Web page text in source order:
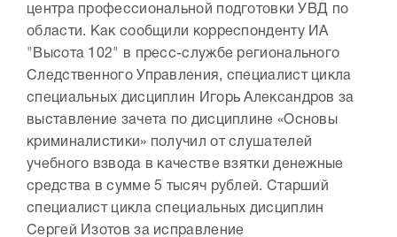
центра профессиональной подготовки УВД по
области. Как сообщили корреспонденту ИА
"Высота 102" в пресс-службе регионального
Следственного Управления, специалист цикла
специальных дисциплин Игорь Александров за
выставление зачета по дисциплине «Основы
криминалистики» получил от слушателей
учебного взвода в качестве взятки денежные
средства в сумме 5 тысяч рублей. Старший
специалист цикла специальных дисциплин
Сергей Изотов за исправление